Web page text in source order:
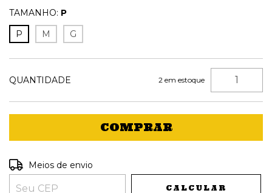
TAMANHO: P
P
M G
QUANTIDADE 2 em estoque
Entregas para o CEP:
Meios de envio
CALCULAR